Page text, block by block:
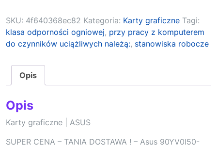
SKU: 4f640368ec82 Kategoria: Karty graficzne Tagi:
klasa odporności ogniowej, przy pracy z komputerem
do czynników uciążliwych należą:, stanowiska robocze
Opis
Opis
Karty graficzne | ASUS
SUPER CENA – TANIA DOSTAWA ! – Asus 90YV0I50-